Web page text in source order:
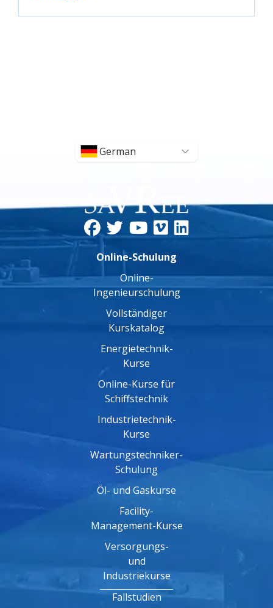
German
Online-Schulung
Online-
Ingenieurschulung
Vollständiger
Kurskatalog
Energietechnik-
Kurse
Online-Kurse für
Schiffstechnik
Industrietechnik-
Kurse
Wartungstechniker-
Schulung
Öl- und Gaskurse
Facility-
Management-Kurse
Versorgungs-
und
Industriekurse
Fallstudien